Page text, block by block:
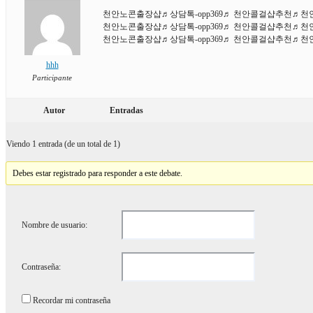
hhh
Participante
천안노콘출장샵♬상담톡-opp369♬ 천안콜걸샵추천♬천
천안노콘출장샵♬상담톡-opp369♬ 천안콜걸샵추천♬천
천안노콘출장샵♬상담톡-opp369♬ 천안콜걸샵추천♬천
Autor Entradas
Viendo 1 entrada (de un total de 1)
Debes estar registrado para responder a este debate.
Nombre de usuario:
Contraseña:
Recordar mi contraseña